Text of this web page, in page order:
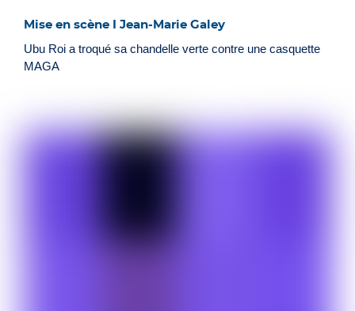
Mise en scène I Jean-Marie Galey
Ubu Roi a troqué sa chandelle verte contre une casquette
MAGA